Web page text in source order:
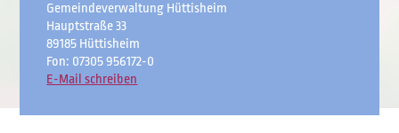
Gemeindeverwaltung Hüttisheim
Hauptstraße 33
89185 Hüttisheim
Fon: 07305 956172-0
E-Mail schreiben